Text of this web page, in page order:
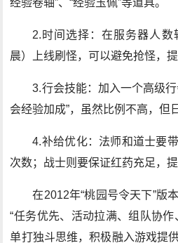
经验卷轴”、“经验玉佩”等道具。
2.时间选择：在服务器人
晨）上线刷怪，可以避免抢怪，提
3.行会技能：加入一个高级
会经验加成”，虽然比例不高，但
4.补给优化：法师和道士要
次数；战士则要保证红药充足，
在2012年“桃园号令天下”版
“任务优先、活动拉满、组队协
单打独斗思维，积极融入游戏提